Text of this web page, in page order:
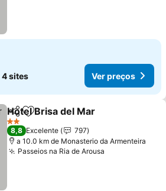
4 sites Ver preços
PartilharAdicionar aos favoritos
Hotel Brisa del Mar
2 Estrelas
8,8 Excelente
797
a 10.0 km de Monasterio da Armenteira
Passeios na Ria de Arousa